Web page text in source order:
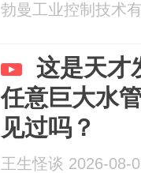
勃曼工业控制技术
这是天才
任意巨大水
见过吗？
王生怪谈 2026-08-